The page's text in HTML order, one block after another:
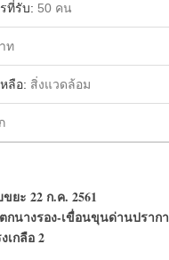
ที่รับ: 50 คน
ท
ลือ: สิ่งแวดล้อม
ยะ 22 ก.ค. 2561
กนางรอง-เขื่อนขุนด่านปราก
เกลือ 2